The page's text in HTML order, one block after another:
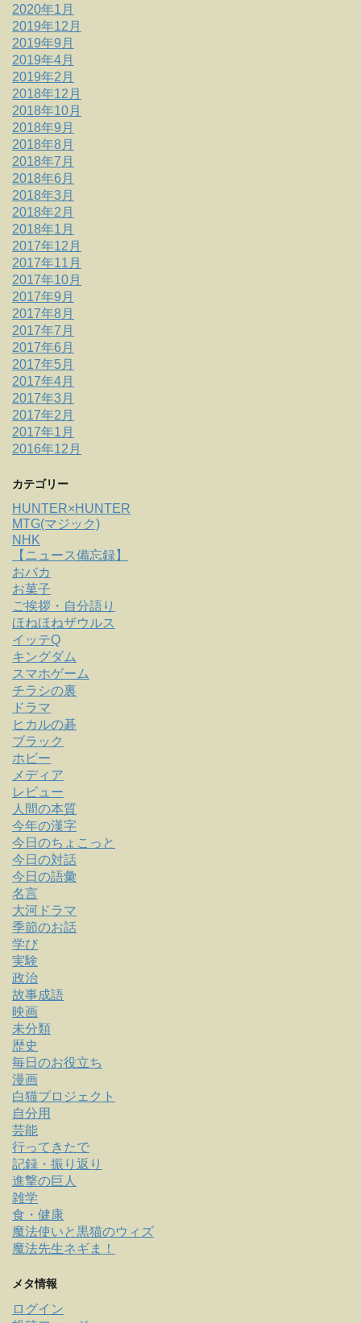
2020年1月
2019年12月
2019年9月
2019年4月
2019年2月
2018年12月
2018年10月
2018年9月
2018年8月
2018年7月
2018年6月
2018年3月
2018年2月
2018年1月
2017年12月
2017年11月
2017年10月
2017年9月
2017年8月
2017年7月
2017年6月
2017年5月
2017年4月
2017年3月
2017年2月
2017年1月
2016年12月
カテゴリー
HUNTER×HUNTER
MTG(マジック)
NHK
【ニュース備忘録】
おバカ
お菓子
ご挨拶・自分語り
ほねほねザウルス
イッテQ
キングダム
スマホゲーム
チラシの裏
ドラマ
ヒカルの碁
ブラック
ホビー
メディア
レビュー
人間の本質
今年の漢字
今日のちょこっと
今日の対話
今日の語彙
名言
大河ドラマ
季節のお話
学び
実験
政治
故事成語
映画
未分類
歴史
毎日のお役立ち
漫画
白猫プロジェクト
自分用
芸能
行ってきたで
記録・振り返り
進撃の巨人
雑学
食・健康
魔法使いと黒猫のウィズ
魔法先生ネギま！
メタ情報
ログイン